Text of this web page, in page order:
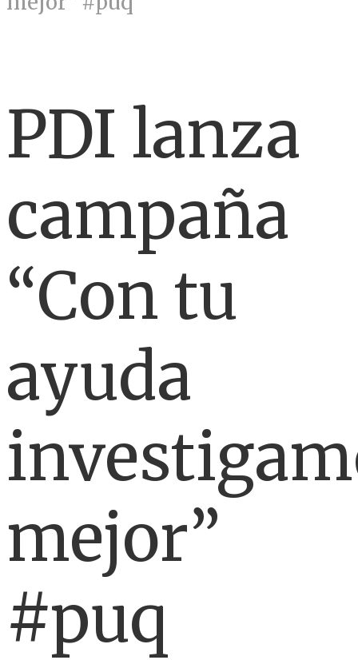
PDI lanza
campaña
“Con tu
ayuda
mejor”
#puq